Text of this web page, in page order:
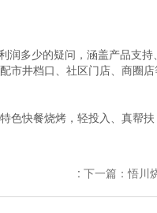
多少的疑问，涵盖产品支
市井档口、社区门店、商圈
色快餐烧烤，轻投入、真帮
: 下一篇：悟川